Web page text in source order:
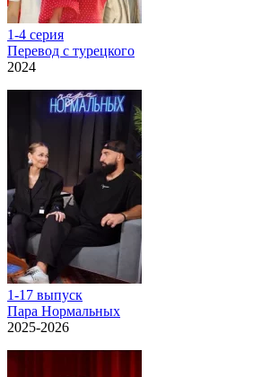
1-4 серия
Перевод с турецкого
2024
1-17 выпуск
Пара Нормальных
2025-2026